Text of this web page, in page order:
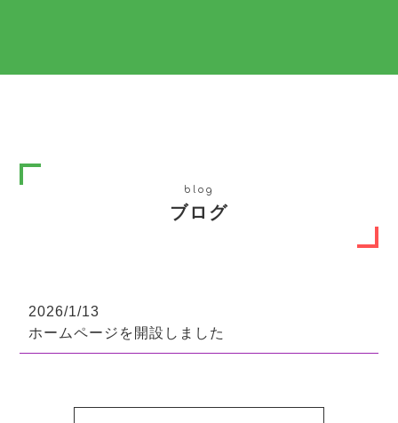
blog
ブログ
2026/1/13
ホームページを開設しました